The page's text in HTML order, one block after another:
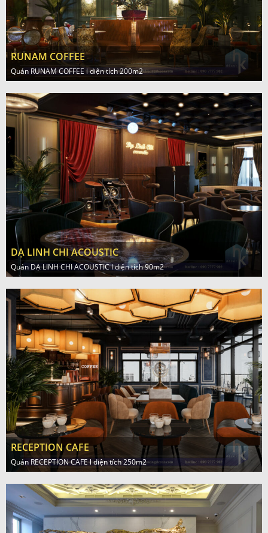
RUNAM COFFEE
Quán RUNAM COFFEE l diện tích 200m2
DẠ LINH CHI ACOUSTIC
Quán DẠ LINH CHI ACOUSTIC l diện tích 90m2
RECEPTION CAFE
Quán RECEPTION CAFE l diện tích 250m2